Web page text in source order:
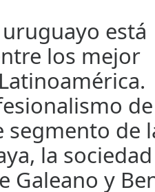
está
los mejor
de
de
la sociedad
Galeano y